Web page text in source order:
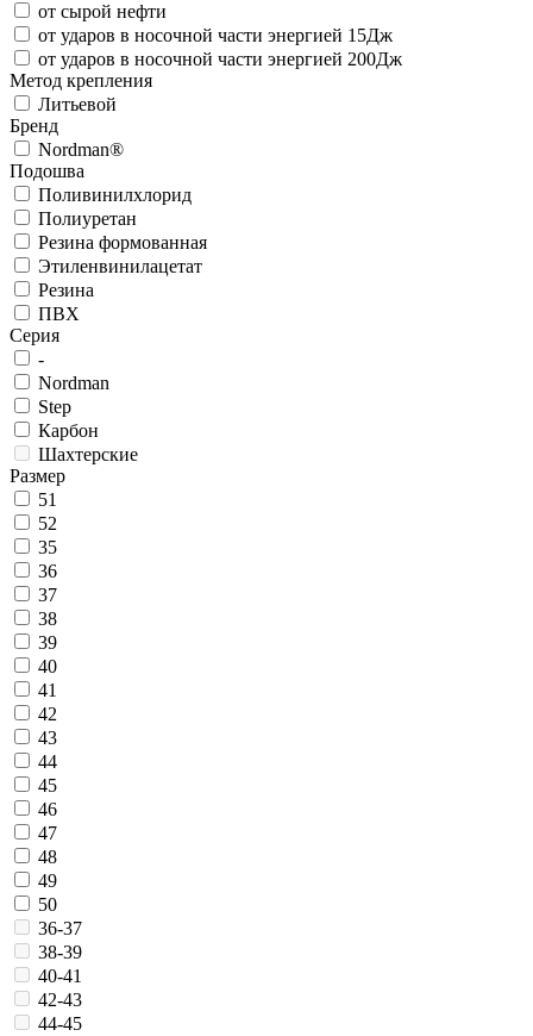
от сырой нефти
от ударов в носочной части энергией 15Дж
от ударов в носочной части энергией 200Дж
Метод крепления
Литьевой
Бренд
Nordman®
Подошва
Поливинилхлорид
Полиуретан
Резина формованная
Этиленвинилацетат
Резина
ПВХ
Серия
-
Nordman
Step
Карбон
Шахтерские
Размер
51
52
35
36
37
38
39
40
41
42
43
44
45
46
47
48
49
50
36-37
38-39
40-41
42-43
44-45